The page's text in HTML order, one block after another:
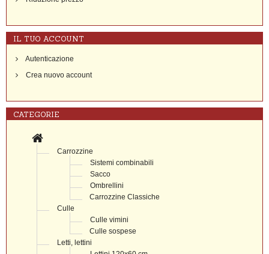
IL TUO ACCOUNT
Autenticazione
Crea nuovo account
CATEGORIE
Carrozzine
Sistemi combinabili
Sacco
Ombrellini
Carrozzine Classiche
Culle
Culle vimini
Culle sospese
Letti, lettini